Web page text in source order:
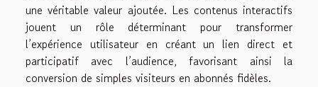
une véritable valeur ajoutée. Les contenus interactifs
jouent un rôle déterminant pour transformer
l’expérience utilisateur en créant un lien direct et
participatif avec l’audience, favorisant ainsi la
conversion de simples visiteurs en abonnés fidèles.